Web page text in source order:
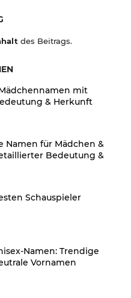
des Beitrags.
mit
& Herkunft
Namen für Mädchen &
Bedeutung &
Schauspieler
Namen: Trendige
Vornamen